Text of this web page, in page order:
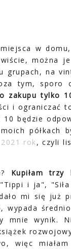
w
można
grupach, na
tym, sporo
zakupu tylko
i ograniczać
będzie
półkach
rok, czyli
Kupiłam trzy
i ja", "Siła
mi się już
mnie wynik.
więc